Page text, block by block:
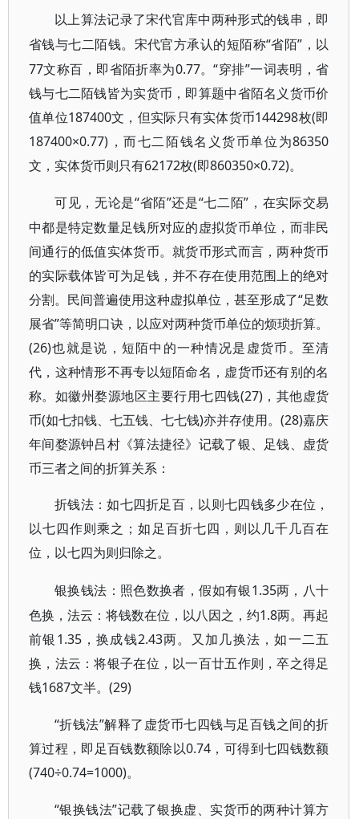
以上算法记录了宋代官库中两种形式的钱串，即
省钱与七二陌钱。宋代官方承认的短陌称“省陌”，以
77文称百，即省陌折率为0.77。“穿排”一词表明，省
钱与七二陌钱皆为实货币，即算题中省陌名义货币价
值单位187400文，但实际只有实体货币144298枚(即
187400×0.77)，而七二陌钱名义货币单位为86350
文，实体货币则只有62172枚(即860350×0.72)。
可见，无论是“省陌”还是“七二陌”，在实际交易
中都是特定数量足钱所对应的虚拟货币单位，而非民
间通行的低值实体货币。就货币形式而言，两种货币
的实际载体皆可为足钱，并不存在使用范围上的绝对
分割。民间普遍使用这种虚拟单位，甚至形成了“足数
展省”等简明口诀，以应对两种货币单位的烦琐折算。
(26)也就是说，短陌中的一种情况是虚货币。至清
代，这种情形不再专以短陌命名，虚货币还有别的名
称。如徽州婺源地区主要行用七四钱(27)，其他虚货
币(如七扣钱、七五钱、七七钱)亦并存使用。(28)嘉庆
年间婺源钟吕村《算法捷径》记载了银、足钱、虚货
币三者之间的折算关系：
折钱法：如七四折足百，以则七四钱多少在位，
以七四作则乘之；如足百折七四，则以几千几百在
位，以七四为则归除之。
银换钱法：照色数换者，假如有银 1.35两，八十
色换，法云：将钱数在位，以八因之，约1.8两。再起
前银1.35，换成钱2.43两。又加几换法，如一二五
换，法云：将银子在位，以一百廿五作则，卒之得足
钱1687文半。(29)
“折钱法”解释了虚货币七四钱与足百钱之间的折
算过程，即足百钱数额除以0.74，可得到七四钱数额
(740÷0.74=1000)。
“银换钱法”记载了银换虚、实货币的两种计算方